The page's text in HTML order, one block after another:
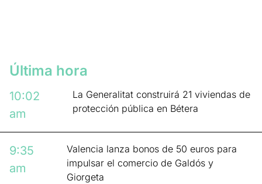
Última hora
10:02
am
La Generalitat construirá 21 viviendas de
protección pública en Bétera
9:35
am
Valencia lanza bonos de 50 euros para
impulsar el comercio de Galdós y
Giorgeta